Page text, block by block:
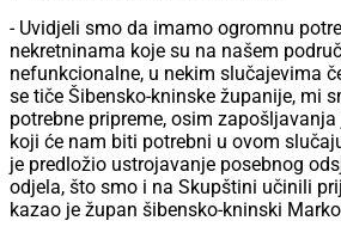
- Uvidjeli smo da imamo ogromnu
nekretninama koje su na našem
nefunkcionalne, u nekim slučajevima
se tiče Šibensko-kninske županije, mi
potrebne pripreme, osim
koji će nam biti potrebni u ovom
je predložio ustrojavanje posebnog
odjela, što smo i na Skupštini učinili
kazao je župan šibensko-kninski